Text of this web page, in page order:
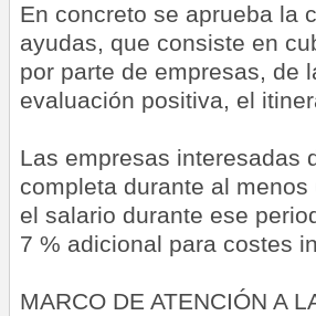
En concreto se aprueba la
ayudas, que consiste en
por parte de empresas, de
evaluación positiva, el
Las empresas interesadas
completa durante al
el salario durante ese
7 % adicional para costes
MARCO DE ATENCIÓN A